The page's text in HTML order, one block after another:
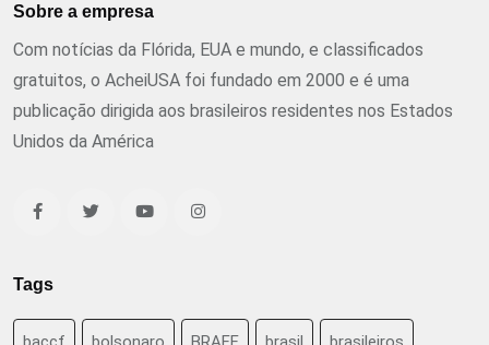
Sobre a empresa
Com notícias da Flórida, EUA e mundo, e classificados
gratuitos, o AcheiUSA foi fundado em 2000 e é uma
publicação dirigida aos brasileiros residentes nos Estados
Unidos da América
Tags